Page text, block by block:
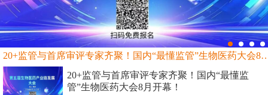
20+监管与首席审评专家齐聚！国内“最
20+监管与首席审评专家齐聚！国内“最懂监
管”生物医药大会8月开幕！